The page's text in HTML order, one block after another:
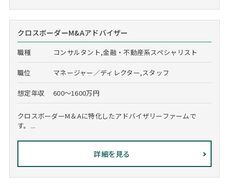
クロスボーダーM&Aアドバイザー
職種 コンサルタント,金融・不動産系スペシャリスト
職位 マネージャー／ディレクター,スタッフ
想定年収 600～1600万円
クロスボーダーM＆Aに特化したアドバイザリーファームで
す。...
詳細を見る